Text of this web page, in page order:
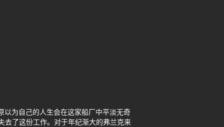
为自己的人生会在这家船厂中平淡无奇
去了这份工作。对于年纪渐大的弗兰克来